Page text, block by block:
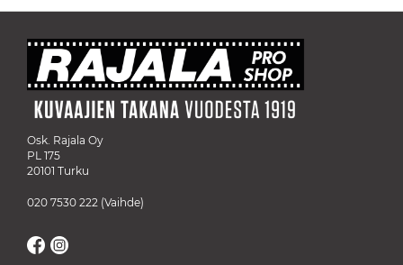
Osk. Rajala Oy
PL 175
20101 Turku
020 7530 222 (Vaihde)